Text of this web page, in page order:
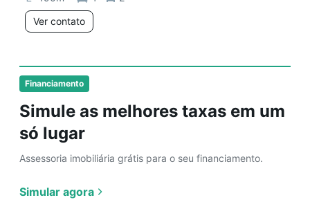
Financiamento
Simule as melhores taxas em um
só lugar
Assessoria imobiliária grátis para o seu financiamento.
Simular agora
Ver contato